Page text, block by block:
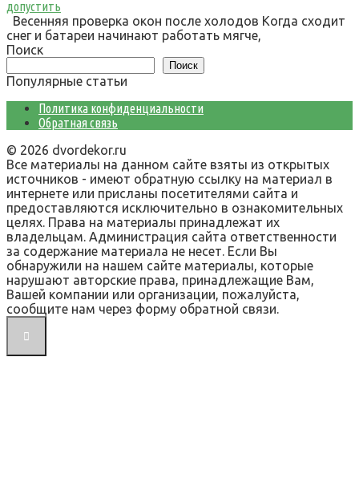
допустить
Весенняя проверка окон после холодов Когда сходит
снег и батареи начинают работать мягче,
Поиск
Поиск
Популярные статьи
Политика конфиденциальности
Обратная связь
© 2026 dvordekor.ru
Все материалы на данном сайте взяты из открытых
источников - имеют обратную ссылку на материал в
интернете или присланы посетителями сайта и
предоставляются исключительно в ознакомительных
целях. Права на материалы принадлежат их
владельцам. Администрация сайта ответственности
за содержание материала не несет. Если Вы
обнаружили на нашем сайте материалы, которые
нарушают авторские права, принадлежащие Вам,
Вашей компании или организации, пожалуйста,
сообщите нам через форму обратной связи.